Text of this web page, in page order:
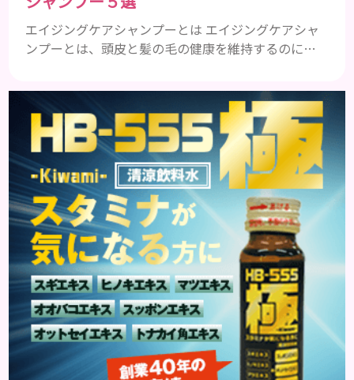
エイジングケアシャンプーとは エイジングケアシャ
ンプーとは、頭皮と髪の毛の健康を維持するのに必
シャンプーのことです。 加齢とともに気になるの
は、髪のボリュームやハリやコシ、ツヤなどがなく
なってくることや、抜け毛や薄毛、白髪など様々で
す。 自分の改善したい症状に効果的なエイジングケ
アシャンプーを使うことが大事です。 一般的に頭皮
環境をよくするには、アミノ...